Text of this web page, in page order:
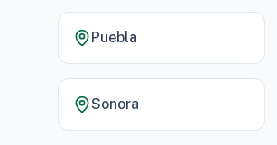
Puebla
Sonora